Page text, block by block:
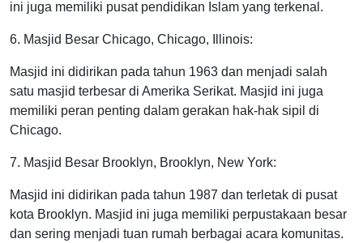
ini juga memiliki pusat pendidikan Islam yang terkenal.
6. Masjid Besar Chicago, Chicago, Illinois:
Masjid ini didirikan pada tahun 1963 dan menjadi salah
satu masjid terbesar di Amerika Serikat. Masjid ini juga
memiliki peran penting dalam gerakan hak-hak sipil di
Chicago.
7. Masjid Besar Brooklyn, Brooklyn, New York:
Masjid ini didirikan pada tahun 1987 dan terletak di pusat
kota Brooklyn. Masjid ini juga memiliki perpustakaan besar
dan sering menjadi tuan rumah berbagai acara komunitas.